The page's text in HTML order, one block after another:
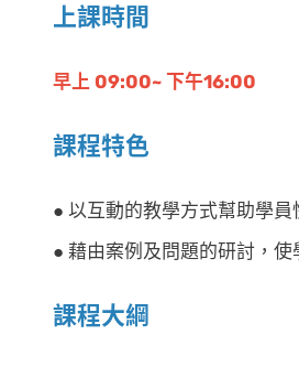
上課時間
早上 09:00~ 下午16:00
課程特色
● 以互動的教學方式幫助學員
● 藉由案例及問題的研討，
課程大綱